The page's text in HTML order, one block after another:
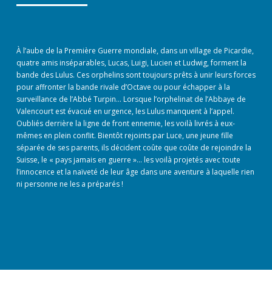
À l’aube de la Première Guerre mondiale, dans un village de Picardie,
quatre amis inséparables, Lucas, Luigi, Lucien et Ludwig, forment la
bande des Lulus. Ces orphelins sont toujours prêts à unir leurs forces
pour affronter la bande rivale d’Octave ou pour échapper à la
surveillance de l’Abbé Turpin… Lorsque l’orphelinat de l’Abbaye de
Valencourt est évacué en urgence, les Lulus manquent à l’appel.
Oubliés derrière la ligne de front ennemie, les voilà livrés à eux-
mêmes en plein conflit. Bientôt rejoints par Luce, une jeune fille
séparée de ses parents, ils décident coûte que coûte de rejoindre la
Suisse, le « pays jamais en guerre »… les voilà projetés avec toute
l’innocence et la naïveté de leur âge dans une aventure à laquelle rien
ni personne ne les a préparés !